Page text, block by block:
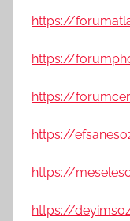
https://
https://
https://
https://
https://
https://